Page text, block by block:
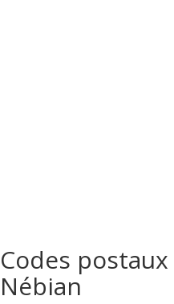
Codes
Nébian